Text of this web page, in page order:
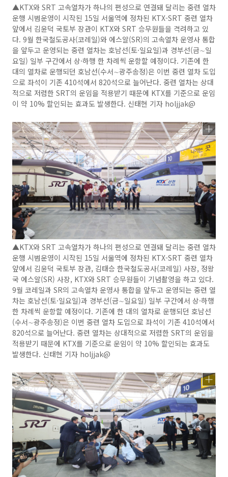
▲KTX와 SRT 고속열차가 하나의 편성으로 연결돼 달리는 중련 열차
운행 시범운영이 시작된 15일 서울역에 정차된 KTX-SRT 중련 열차
앞에서 김윤덕 국토부 장관이 KTX와 SRT 승무원들을 격려하고 있
다. 9월 한국철도공사(코레일)와 에스알(SR)의 고속열차 운영사 통합
을 앞두고 운영되는 중련 열차는 호남선(토·일요일)과 경부선(금∼일
요일) 일부 구간에서 상·하행 한 차례씩 운항할 예정이다. 기존에 한
대의 열차로 운행되던 호남선(수서∼광주송정)은 이번 중련 열차 도입
으로 좌석이 기존 410석에서 820석으로 늘어난다. 중련 열차는 상대
적으로 저렴한 SRT의 운임을 적용받기 때문에 KTX를 기준으로 운임
이 약 10% 할인되는 효과도 발생한다. 신태현 기자 holjjak@
▲KTX와 SRT 고속열차가 하나의 편성으로 연결돼 달리는 중련 열차
운행 시범운영이 시작된 15일 서울역에 정차된 KTX-SRT 중련 열차
앞에서 김윤덕 국토부 장관, 김태승 한국철도공사(코레일) 사장, 정왕
국 에스알(SR) 사장, KTX와 SRT 승무원들이 기념촬영을 하고 있다.
9월 코레일과 SR의 고속열차 운영사 통합을 앞두고 운영되는 중련 열
차는 호남선(토·일요일)과 경부선(금∼일요일) 일부 구간에서 상·하행
한 차례씩 운항할 예정이다. 기존에 한 대의 열차로 운행되던 호남선
(수서∼광주송정)은 이번 중련 열차 도입으로 좌석이 기존 410석에서
820석으로 늘어난다. 중련 열차는 상대적으로 저렴한 SRT의 운임을
적용받기 때문에 KTX를 기준으로 운임이 약 10% 할인되는 효과도
발생한다. 신태현 기자 holjjak@